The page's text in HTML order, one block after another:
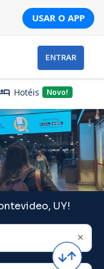
USAR O APP
ENTRAR
Hotéis Novo!
UY!